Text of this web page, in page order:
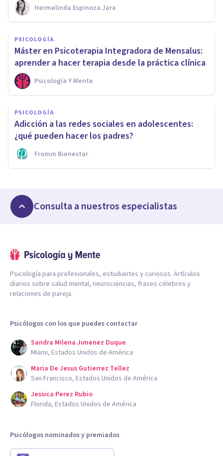
Hermelinda Espinoza Jara
PSICOLOGÍA
Máster en Psicoterapia Integradora de Mensalus:
aprender a hacer terapia desde la práctica clínica
Psicología Y Mente
PSICOLOGÍA
Adicción a las redes sociales en adolescentes:
¿qué pueden hacer los padres?
Fromm Bienestar
Consulta a nuestros especialistas
Psicología para profesionales, estudiantes y curiosos. Artículos
diarios sobre salud mental, neurociencias, frases célebres y
relaciones de pareja.
Psicólogos con los que puedes contactar
Sandra Milena Jimenez Duque
Miami, Estados Unidos de América
Maria De Jesus Gutierrez Tellez
San Francisco, Estados Unidos de América
Jessica Perez Rubio
Florida, Estados Unidos de América
Psicólogos nominados y premiados